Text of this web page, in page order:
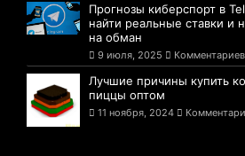
Прогнозы киберспорт в
найти реальные ставки и
на обман
9 июля, 2025
Лучшие причины купить
пиццы оптом
11 ноября, 2024